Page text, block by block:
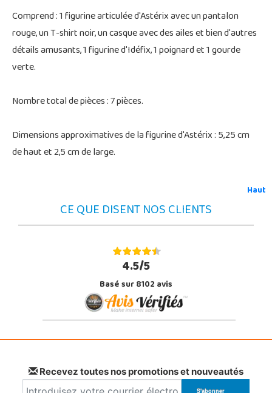
Comprend : 1 figurine articulée d'Astérix avec un pantalon
rouge, un T-shirt noir, un casque avec des ailes et bien d'autres
détails amusants, 1 figurine d'Idéfix, 1 poignard et 1 gourde
verte.
Nombre total de pièces : 7 pièces.
Dimensions approximatives de la figurine d'Astérix : 5,25 cm
de haut et 2,5 cm de large.
Haut
CE QUE DISENT NOS CLIENTS
4.5/5
Basé sur 8102 avis
Recevez toutes nos promotions et nouveautés